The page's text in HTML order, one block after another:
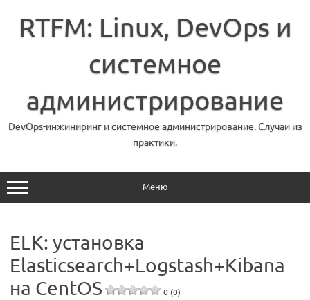
содержимому
RTFM: Linux, DevOps и
системное
администрирование
DevOps-инжиниринг и системное администрирование. Случаи из
практики.
Меню
ELK: установка
Elasticsearch+Logstash+Kibana
на CentOS
0 (0)